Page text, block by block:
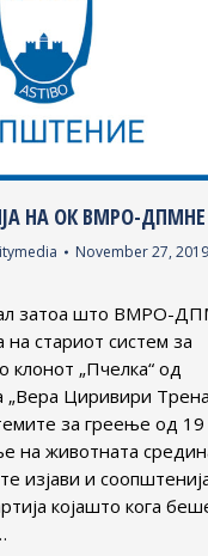
НА ОК ВМРО-ДПМНЕ
November 27, 2019
затоа што ВМРО-
стариот систем за
клонот „Пчелка“ од
„Вера Циривири
за греење од 19
на животната
изјави и
којашто кога